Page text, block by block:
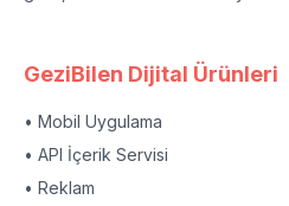
GeziBilen Dijital Ürünleri
• Mobil Uygulama
• API İçerik Servisi
• Reklam